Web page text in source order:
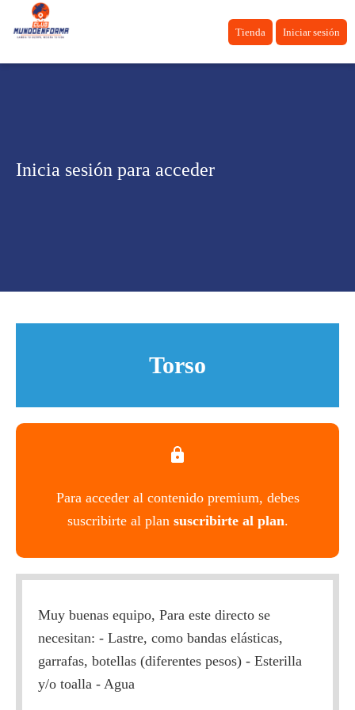
Tienda Iniciar sesión
Inicia sesión para acceder
Torso
Para acceder al contenido premium, debes
suscribirte al plan suscribirte al plan.
Muy buenas equipo, Para este directo se
necesitan: - Lastre, como bandas elásticas,
garrafas, botellas (diferentes pesos) - Esterilla
y/o toalla - Agua